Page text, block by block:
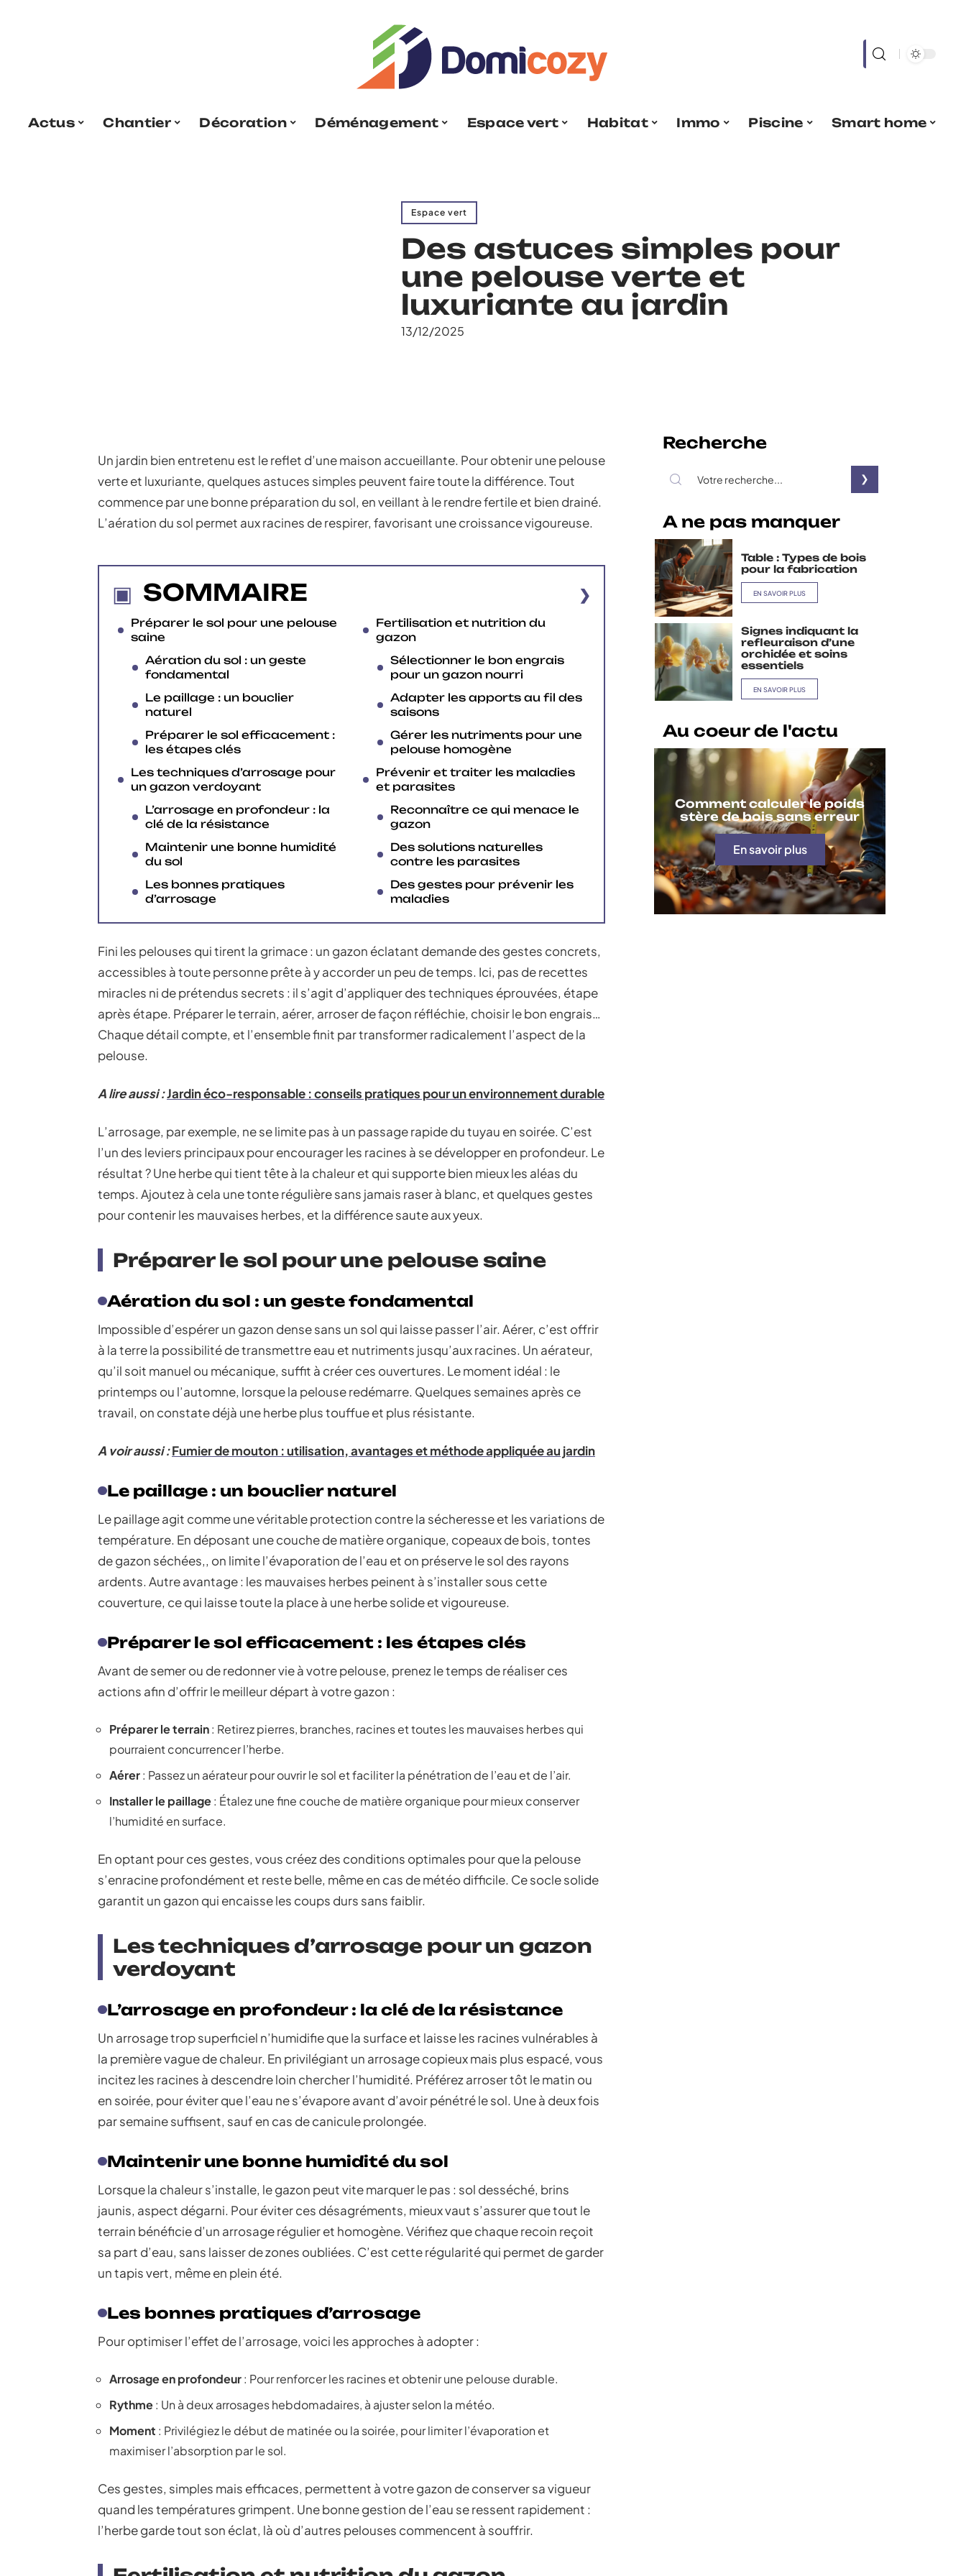
Actus Chantier Décoration Déménagement Espace vert Habitat Immo Piscine Smart home
Espace vert
Des astuces simples pour
une pelouse verte et
luxuriante au jardin
13/12/2025
Un jardin bien entretenu est le reflet d’une maison accueillante. Pour obtenir une pelouse
verte et luxuriante, quelques astuces simples peuvent faire toute la différence. Tout
commence par une bonne préparation du sol, en veillant à le rendre fertile et bien drainé.
L’aération du sol permet aux racines de respirer, favorisant une croissance vigoureuse.
SOMMAIRE
Préparer le sol pour une pelouse
saine
Aération du sol : un geste
fondamental
Le paillage : un bouclier
naturel
Préparer le sol efficacement :
les étapes clés
Les techniques d’arrosage pour
un gazon verdoyant
L’arrosage en profondeur : la
clé de la résistance
Maintenir une bonne humidité
du sol
Les bonnes pratiques
d’arrosage
Fertilisation et nutrition du
gazon
Sélectionner le bon engrais
pour un gazon nourri
Adapter les apports au fil des
saisons
Gérer les nutriments pour une
pelouse homogène
Prévenir et traiter les maladies
et parasites
Reconnaître ce qui menace le
gazon
Des solutions naturelles
contre les parasites
Des gestes pour prévenir les
maladies
Fini les pelouses qui tirent la grimace : un gazon éclatant demande des gestes concrets,
accessibles à toute personne prête à y accorder un peu de temps. Ici, pas de recettes
miracles ni de prétendus secrets : il s’agit d’appliquer des techniques éprouvées, étape
après étape. Préparer le terrain, aérer, arroser de façon réfléchie, choisir le bon engrais…
Chaque détail compte, et l’ensemble finit par transformer radicalement l’aspect de la
pelouse.
A lire aussi :Jardin éco-responsable : conseils pratiques pour un environnement durable
L’arrosage, par exemple, ne se limite pas à un passage rapide du tuyau en soirée. C’est
l’un des leviers principaux pour encourager les racines à se développer en profondeur. Le
résultat ? Une herbe qui tient tête à la chaleur et qui supporte bien mieux les aléas du
temps. Ajoutez à cela une tonte régulière sans jamais raser à blanc, et quelques gestes
pour contenir les mauvaises herbes, et la différence saute aux yeux.
Préparer le sol pour une pelouse saine
Aération du sol : un geste fondamental
Impossible d’espérer un gazon dense sans un sol qui laisse passer l’air. Aérer, c’est offrir
à la terre la possibilité de transmettre eau et nutriments jusqu’aux racines. Un aérateur,
qu’il soit manuel ou mécanique, suffit à créer ces ouvertures. Le moment idéal : le
printemps ou l’automne, lorsque la pelouse redémarre. Quelques semaines après ce
travail, on constate déjà une herbe plus touffue et plus résistante.
A voir aussi :Fumier de mouton : utilisation, avantages et méthode appliquée au jardin
Le paillage : un bouclier naturel
Le paillage agit comme une véritable protection contre la sécheresse et les variations de
température. En déposant une couche de matière organique, copeaux de bois, tontes
de gazon séchées,, on limite l’évaporation de l’eau et on préserve le sol des rayons
ardents. Autre avantage : les mauvaises herbes peinent à s’installer sous cette
couverture, ce qui laisse toute la place à une herbe solide et vigoureuse.
Préparer le sol efficacement : les étapes clés
Avant de semer ou de redonner vie à votre pelouse, prenez le temps de réaliser ces
actions afin d’offrir le meilleur départ à votre gazon :
Préparer le terrain: Retirez pierres, branches, racines et toutes les mauvaises herbes qui
pourraient concurrencer l’herbe.
Aérer: Passez un aérateur pour ouvrir le sol et faciliter la pénétration de l’eau et de l’air.
Installer le paillage: Étalez une fine couche de matière organique pour mieux conserver
l’humidité en surface.
En optant pour ces gestes, vous créez des conditions optimales pour que la pelouse
s’enracine profondément et reste belle, même en cas de météo difficile. Ce socle solide
garantit un gazon qui encaisse les coups durs sans faiblir.
Les techniques d’arrosage pour un gazon
verdoyant
L’arrosage en profondeur : la clé de la résistance
Un arrosage trop superficiel n’humidifie que la surface et laisse les racines vulnérables à
la première vague de chaleur. En privilégiant un arrosage copieux mais plus espacé, vous
incitez les racines à descendre loin chercher l’humidité. Préférez arroser tôt le matin ou
en soirée, pour éviter que l’eau ne s’évapore avant d’avoir pénétré le sol. Une à deux fois
par semaine suffisent, sauf en cas de canicule prolongée.
Maintenir une bonne humidité du sol
Lorsque la chaleur s’installe, le gazon peut vite marquer le pas : sol desséché, brins
jaunis, aspect dégarni. Pour éviter ces désagréments, mieux vaut s’assurer que tout le
terrain bénéficie d’un arrosage régulier et homogène. Vérifiez que chaque recoin reçoit
sa part d’eau, sans laisser de zones oubliées. C’est cette régularité qui permet de garder
un tapis vert, même en plein été.
Les bonnes pratiques d’arrosage
Pour optimiser l’effet de l’arrosage, voici les approches à adopter :
Arrosage en profondeur: Pour renforcer les racines et obtenir une pelouse durable.
Rythme: Un à deux arrosages hebdomadaires, à ajuster selon la météo.
Moment : Privilégiez le début de matinée ou la soirée, pour limiter l’évaporation et
maximiser l’absorption par le sol.
Ces gestes, simples mais efficaces, permettent à votre gazon de conserver sa vigueur
quand les températures grimpent. Une bonne gestion de l’eau se ressent rapidement :
l’herbe garde tout son éclat, là où d’autres pelouses commencent à souffrir.
Recherche
A ne pas manquer
Table : Types de bois
pour la fabrication
EN SAVOIR PLUS
Signes indiquant la
refleuraison d’une
orchidée et soins
essentiels
EN SAVOIR PLUS
Au coeur de l'actu
Comment calculer le poids
stère de bois sans erreur
En savoir plus